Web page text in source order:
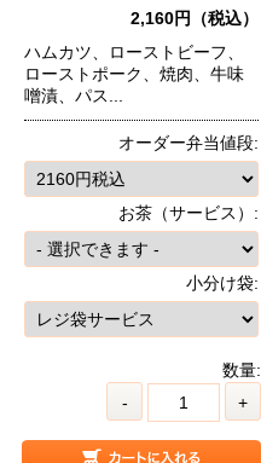
2,160円（税込）
ハムカツ、ローストビーフ、
ローストポーク、焼肉、牛味
噌漬、パス...
オーダー弁当値段:
お茶（サービス）:
小分け袋:
数量:
-
+